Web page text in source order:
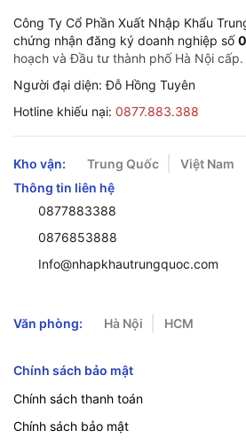
Công Ty Cổ Phần Xuất Nhập Khẩu
chứng nhận đăng ký doanh nghiệp số
hoạch và Đầu tư thành phố Hà Nội cấp.
Người đại diện: Đỗ Hồng Tuyên
Hotline khiếu nại: 0877.883.388
Kho vận: Trung Quốc
Việt Nam
Thông tin liên hệ
0877883388
0876853888
Info@nhapkhautrungquoc.com
Văn phòng: Hà Nội HCM
Chính sách bảo mật
Chính sách thanh toán
Chính sách bảo mật